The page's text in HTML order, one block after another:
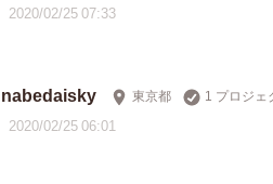
2020/02/25 07:33
nabedaisky 東京都 1 プロジェ
2020/02/25 06:01